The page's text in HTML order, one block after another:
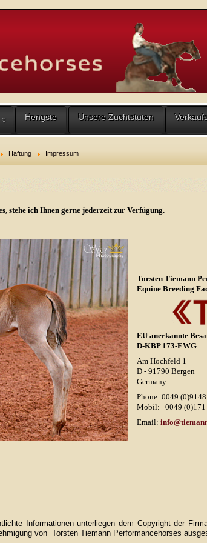
Hengste Unsere Zuchtstuten
Haftung Impressum
stehe ich Ihnen gerne jederzeit zur Verfügung.
Torsten Tiemann
Equine Breeding
EU anerkannte
D-KBP 173-EWG
Am Hochfeld 1
D - 91790 Bergen
Germany
Phone: 0049 (0)9148
Mobil: 0049 (0)171 -
Email:
Informationen unterliegen dem Copyright der
von Torsten Tiemann Performancehorses